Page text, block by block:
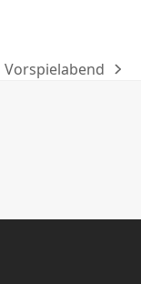
next
Vorspielabend